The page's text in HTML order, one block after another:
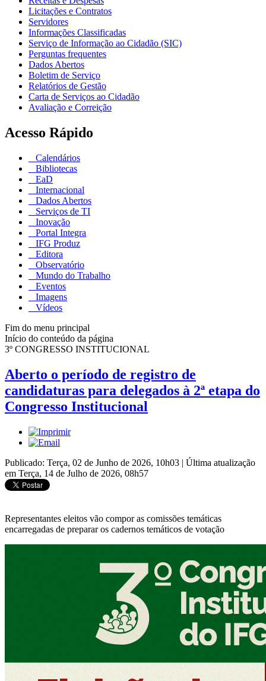
Licitações e Contratos
Servidores
Informações Classificadas
Serviço de Informação ao Cidadão (SIC)
Perguntas frequentes
Dados Abertos
Boletim de Serviço
Relatórios de Gestão
Carta de Serviços ao Cidadão
Avaliação e Correição
Acesso Rápido
Calendários
Bibliotecas
EaD
Internacional
Dados Abertos
Serviços de TI
Inovação
Portal Integra
IFG Produz
Editora
Observatório
Mundo do Trabalho
Eventos
Imagens
Vídeos
Fim do menu principal
Início do conteúdo da página
3º CONGRESSO INSTITUCIONAL
Aberto o período de registro de
candidaturas para delegados à 2ª etapa do
Congresso Institucional
Publicado: Terça, 02 de Junho de 2026, 10h03 | Última atualização
em Terça, 14 de Julho de 2026, 08h57
Representantes eleitos vão compor as comissões temáticas
encarregadas de preparar os cadernos temáticos de votação